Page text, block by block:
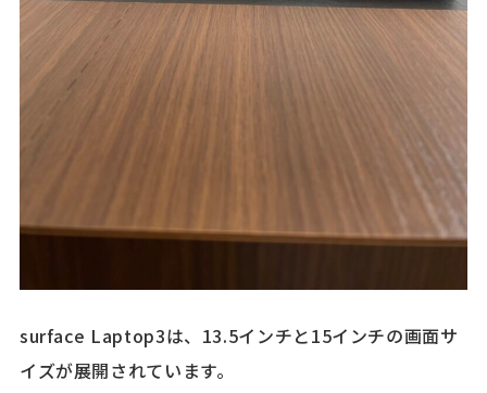
surface Laptop3は、13.5インチと15インチの画面サ
イズが展開されています。